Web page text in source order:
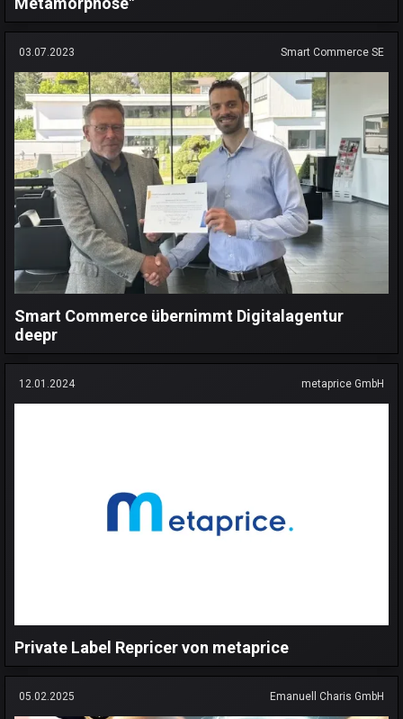
03.07.2023 Smart Commerce SE
Smart Commerce übernimmt Digitalagentur
deepr
12.01.2024 metaprice GmbH
Private Label Repricer von metaprice
05.02.2025 Emanuell Charis GmbH